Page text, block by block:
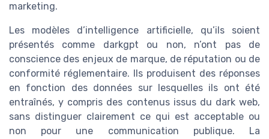
marketing.
Les modèles d’intelligence artificielle, qu’ils soient
présentés comme darkgpt ou non, n’ont pas de
conscience des enjeux de marque, de réputation ou de
conformité réglementaire. Ils produisent des réponses
en fonction des données sur lesquelles ils ont été
entraînés, y compris des contenus issus du dark web,
sans distinguer clairement ce qui est acceptable ou
non pour une communication publique. La